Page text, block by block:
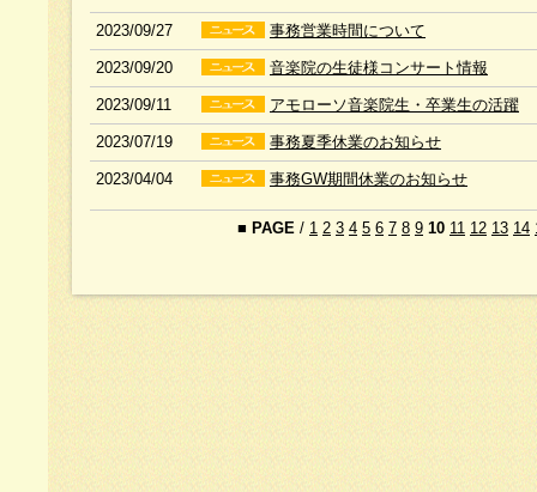
2023/09/27 事務営業時間について
2023/09/20 音楽院の生徒様コンサート情報
2023/09/11 アモローソ音楽院生・卒業生の活躍
2023/07/19 事務夏季休業のお知らせ
2023/04/04 事務GW期間休業のお知らせ
■ PAGE / 1 2 3 4 5 6 7 8 9 10 11 12 13 14